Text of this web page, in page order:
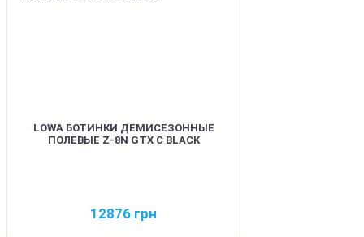
LOWA БОТИНКИ ДЕМИСЕЗОННЫЕ
ПОЛЕВЫЕ Z-8N GTX C BLACK
12876 грн